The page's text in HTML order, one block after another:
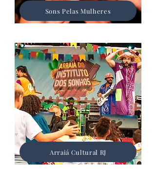
Sons Pelas Mulheres
Arraiá Cultural RJ